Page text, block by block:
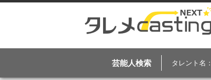
芸能人検索 タレント名：